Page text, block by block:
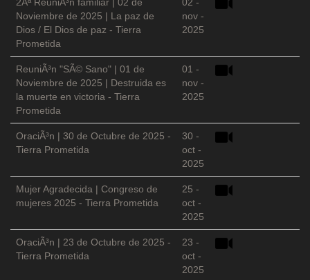
Noviembre de 2025 | La paz de
Dios / El Dios de paz - Tierra
Prometida
nov -
2025
ReuniÃ³n "SÃ© Sano" | 01 de
Noviembre de 2025 | Destruida es
la muerte en victoria - Tierra
Prometida
01 -
nov -
2025
OraciÃ³n | 30 de Octubre de 2025 -
Tierra Prometida
30 -
oct -
2025
Mujer Agradecida | Congreso de
mujeres 2025 - Tierra Prometida
25 -
oct -
2025
OraciÃ³n | 23 de Octubre de 2025 -
Tierra Prometida
23 -
oct -
2025